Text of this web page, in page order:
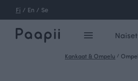
Fi / En / Se
Naiset
Kankaat & Ompelu /